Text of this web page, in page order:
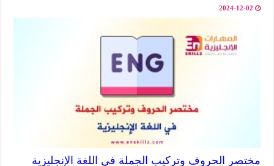
2024-12-02
مختصر الحروف وتركيب الجملة في اللغة الإنجليزية